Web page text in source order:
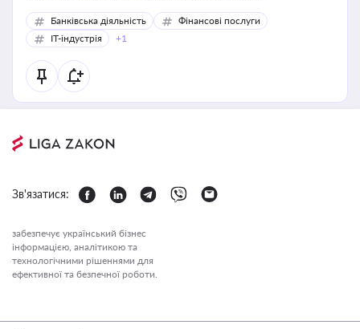
Банківська діяльність
Фінансові послуги
IT-індустрія
+1
Зв'язатися:
забезпечує український бізнес
інформацією, аналітикою та
технологічними рішеннями для
ефективної та безпечної роботи.